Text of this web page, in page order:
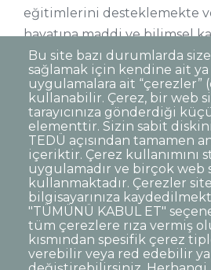
eğitimlerini desteklemekte
hayatına maddi ve bilimsel
sağlamaktadır.
Bu site bazı durumlarda
sağlamak için kendine ait
uygulamalara ait “çerezler”
kullanabilir. Çerez, bir web
tarayıcınıza gönderdiği
elementtir. Sizin sabit
TEDÜ açısından tamamen
içeriktir. Çerez kullanımını
uygulamadır ve birçok web
kullanmaktadır. Çerezler
bilgisayarınıza
"TÜMÜNÜ KABUL ET"
tüm çerezlere rıza vermiş
kısmından spesifik çerez
verebilir veya red edebilir
Dipnot
Sıkça Sorulan Sorular
Kişisel Verilerin Korunması
Gizlilik Politikası
Sorumluluk Reddi
Açık Rıza
Kurumsal Kimlik
© TED Üniversitesi. Ziya Gökalp
Çankaya ANKARA